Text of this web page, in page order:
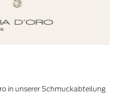
in unserer Schmuckabteilung